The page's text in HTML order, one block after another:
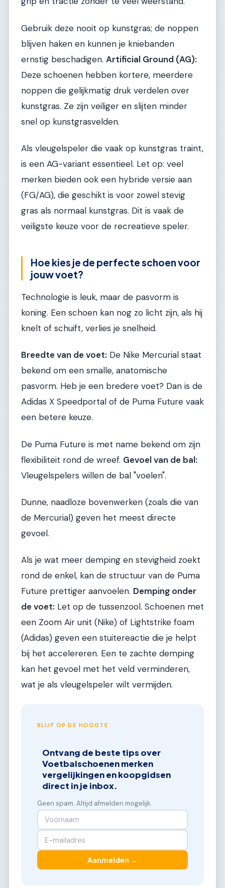
Gebruik deze nooit op kunstgras; de noppen
blijven haken en kunnen je kniebanden
ernstig beschadigen. Artificial Ground (AG):
Deze schoenen hebben kortere, meerdere
noppen die gelijkmatig druk verdelen over
kunstgras. Ze zijn veiliger en slijten minder
snel op kunstgrasvelden.
Als vleugelspeler die vaak op kunstgras traint,
is een AG-variant essentieel. Let op: veel
merken bieden ook een hybride versie aan
(FG/AG), die geschikt is voor zowel stevig
gras als normaal kunstgras. Dit is vaak de
veiligste keuze voor de recreatieve speler.
Hoe kies je de perfecte schoen voor
jouw voet?
Technologie is leuk, maar de pasvorm is
koning. Een schoen kan nog zo licht zijn, als hij
knelt of schuift, verlies je snelheid.
Breedte van de voet: De Nike Mercurial staat
bekend om een smalle, anatomische
pasvorm. Heb je een bredere voet? Dan is de
Adidas X Speedportal of de Puma Future vaak
een betere keuze.
De Puma Future is met name bekend om zijn
flexibiliteit rond de wreef. Gevoel van de bal:
Vleugelspelers willen de bal "voelen".
Dunne, naadloze bovenwerken (zoals die van
de Mercurial) geven het meest directe
gevoel.
Als je wat meer demping en stevigheid zoekt
rond de enkel, kan de structuur van de Puma
Future prettiger aanvoelen. Demping onder
de voet: Let op de tussenzool. Schoenen met
een Zoom Air unit (Nike) of Lightstrike foam
(Adidas) geven een stuitereactie die je helpt
bij het accelereren. Een te zachte demping
kan het gevoel met het veld verminderen,
wat je als vleugelspeler wilt vermijden.
BLIJF OP DE HOOGTE
Ontvang de beste tips over
Voetbalschoenen merken
vergelijkingen en koopgidsen
direct in je inbox.
Geen spam. Altijd afmelden mogelijk.
Aanmelden →